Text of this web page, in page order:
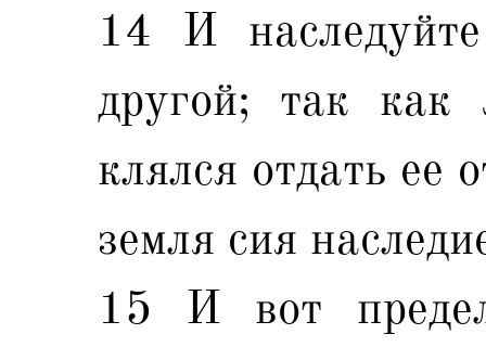
14 И
другой; так
клялся отдать ее
земля сия
15 И вот